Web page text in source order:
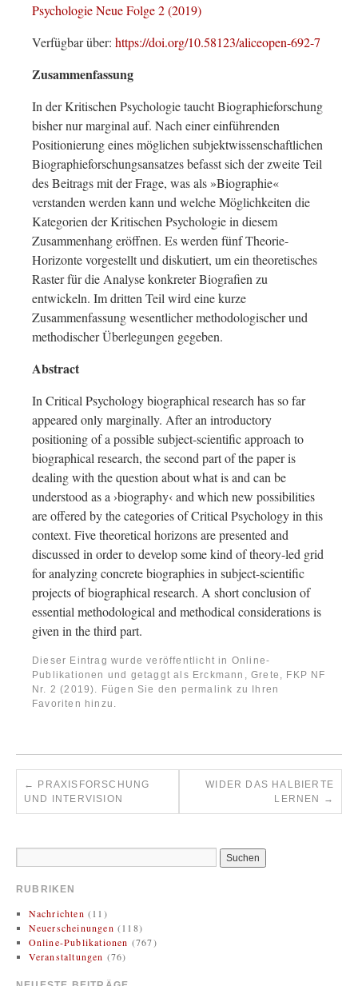
Psychologie Neue Folge 2 (2019)
Verfügbar über: https://doi.org/10.58123/aliceopen-692-7
Zusammenfassung
In der Kritischen Psychologie taucht Biographieforschung
bisher nur marginal auf. Nach einer einführenden
Positionierung eines möglichen subjektwissenschaftlichen
Biographieforschungsansatzes befasst sich der zweite Teil
des Beitrags mit der Frage, was als »Biographie«
verstanden werden kann und welche Möglichkeiten die
Kategorien der Kritischen Psychologie in diesem
Zusammenhang eröffnen. Es werden fünf Theorie-
Horizonte vorgestellt und diskutiert, um ein theoretisches
Raster für die Analyse konkreter Biografien zu
entwickeln. Im dritten Teil wird eine kurze
Zusammenfassung wesentlicher methodologischer und
methodischer Überlegungen gegeben.
Abstract
In Critical Psychology biographical research has so far
appeared only marginally. After an introductory
positioning of a possible subject-scientific approach to
biographical research, the second part of the paper is
dealing with the question about what is and can be
understood as a ›biography‹ and which new possibilities
are offered by the categories of Critical Psychology in this
context. Five theoretical horizons are presented and
discussed in order to develop some kind of theory-led grid
for analyzing concrete biographies in subject-scientific
projects of biographical research. A short conclusion of
essential methodological and methodical considerations is
given in the third part.
Dieser Eintrag wurde veröffentlicht in Online-
Publikationen und getaggt als Erckmann, Grete , FKP NF
Nr. 2 (2019). Fügen Sie den permalink zu Ihren
Favoriten hinzu.
←
PRAXISFORSCHUNG
UND INTERVISION
WIDER DAS HALBIERTE
LERNEN
→
RUBRIKEN
Nachrichten (11)
Neuerscheinungen (118)
Online-Publikationen (767)
Veranstaltungen (76)